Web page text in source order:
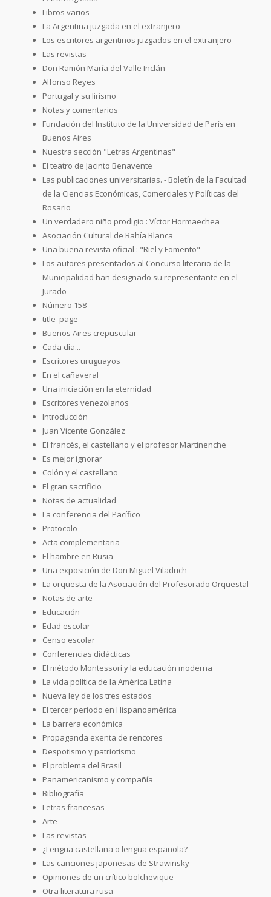
Libros varios
La Argentina juzgada en el extranjero
Los escritores argentinos juzgados en el extranjero
Las revistas
Don Ramón María del Valle Inclán
Alfonso Reyes
Portugal y su lirismo
Notas y comentarios
Fundación del Instituto de la Universidad de París en
Buenos Aires
Nuestra sección "Letras Argentinas"
El teatro de Jacinto Benavente
Las publicaciones universitarias. - Boletín de la Facultad
de la Ciencias Económicas, Comerciales y Políticas del
Rosario
Un verdadero niño prodigio : Víctor Hormaechea
Asociación Cultural de Bahía Blanca
Una buena revista oficial : "Riel y Fomento"
Los autores presentados al Concurso literario de la
Municipalidad han designado su representante en el
Jurado
Número 158
title_page
Buenos Aires crepuscular
Cada día...
Escritores uruguayos
En el cañaveral
Una iniciación en la eternidad
Escritores venezolanos
Introducción
Juan Vicente González
El francés, el castellano y el profesor Martinenche
Es mejor ignorar
Colón y el castellano
El gran sacrificio
Notas de actualidad
La conferencia del Pacífico
Protocolo
Acta complementaria
El hambre en Rusia
Una exposición de Don Miguel Viladrich
La orquesta de la Asociación del Profesorado Orquestal
Notas de arte
Educación
Edad escolar
Censo escolar
Conferencias didácticas
El método Montessori y la educación moderna
La vida política de la América Latina
Nueva ley de los tres estados
El tercer período en Hispanoamérica
La barrera económica
Propaganda exenta de rencores
Despotismo y patriotismo
El problema del Brasil
Panamericanismo y compañía
Bibliografía
Letras francesas
Arte
Las revistas
¿Lengua castellana o lengua española?
Las canciones japonesas de Strawinsky
Opiniones de un crítico bolchevique
Otra literatura rusa